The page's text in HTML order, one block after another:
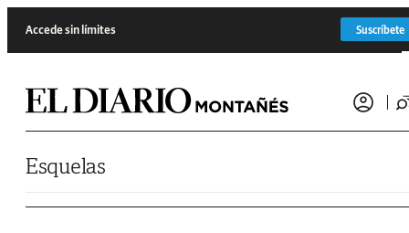
Accede sin límites Suscríbete
Esquelas